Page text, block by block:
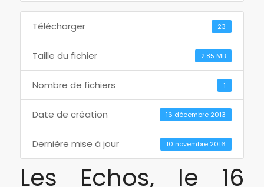
Télécharger 23
Taille du fichier 2.85 MB
Nombre de fichiers 1
Date de création 16 décembre 2013
Dernière mise à jour 10 novembre 2016
Les Echos, le 16